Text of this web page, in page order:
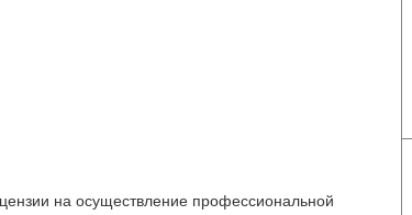
на осуществление профессиональной